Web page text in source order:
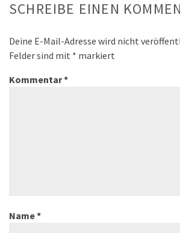
SCHREIBE EINEN
Deine E-Mail-Adresse wird nicht
Felder sind mit * markiert
Kommentar*
Name*